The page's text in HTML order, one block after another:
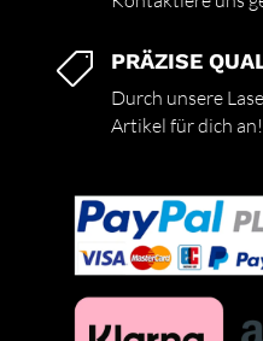
 PRÄZISE
Durch unsere
Artikel für dich an!